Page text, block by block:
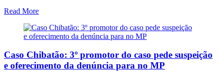
Read More
Caso Chibatão: 3º promotor do caso pede suspeição
e oferecimento da denúncia para no MP